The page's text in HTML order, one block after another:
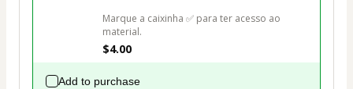
Marque a caixinha ✅ para ter acesso ao
material.
$4.00
Add to purchase